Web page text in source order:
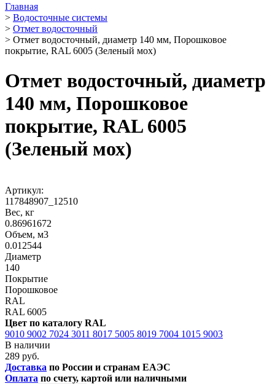
Главная
> Водосточные системы
> Отмет водосточный
> Отмет водосточный, диаметр 140 мм, Порошковое
покрытие, RAL 6005 (Зеленый мох)
Отмет водосточный, диаметр
140 мм, Порошковое
покрытие, RAL 6005
(Зеленый мох)
Артикул:
117848907_12510
Вес, кг
0.86961672
Объем, м3
0.012544
Диаметр
140
Покрытие
Порошковое
RAL
RAL 6005
Цвет по каталогу RAL
9010 9002 7024 3011 8017 5005 8019 7004 1015 9003
В наличии
289 руб.
Доставка по России и странам ЕАЭС
Оплата по счету, картой или наличными